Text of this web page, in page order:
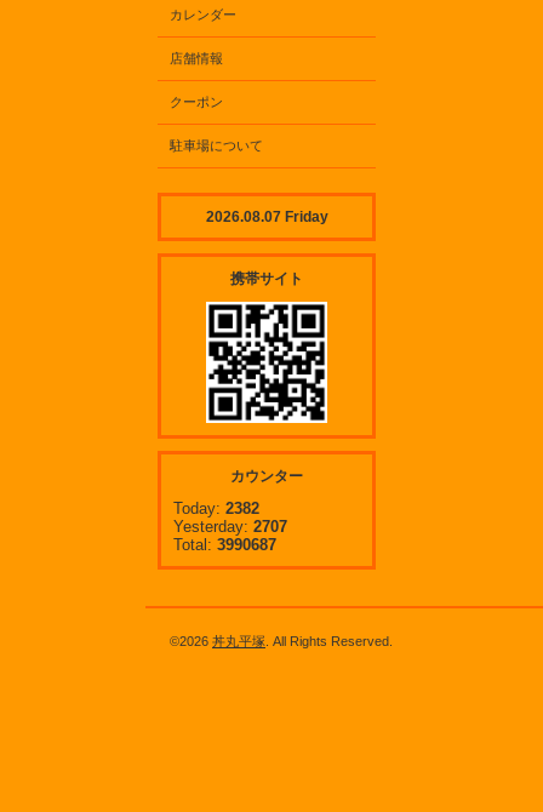
カレンダー
店舗情報
クーポン
駐車場について
2026.08.07 Friday
携帯サイト
カウンター
Today: 2382
Yesterday: 2707
Total: 3990687
©2026 丼丸平塚 . All Rights Reserved.